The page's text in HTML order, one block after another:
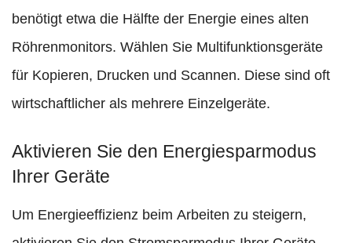
benötigt etwa die Hälfte der Energie eines alten
Röhrenmonitors. Wählen Sie Multifunktionsgeräte
für Kopieren, Drucken und Scannen. Diese sind oft
wirtschaftlicher als mehrere Einzelgeräte.
Aktivieren Sie den Energiesparmodus
Ihrer Geräte
Um Energieeffizienz beim Arbeiten zu steigern,